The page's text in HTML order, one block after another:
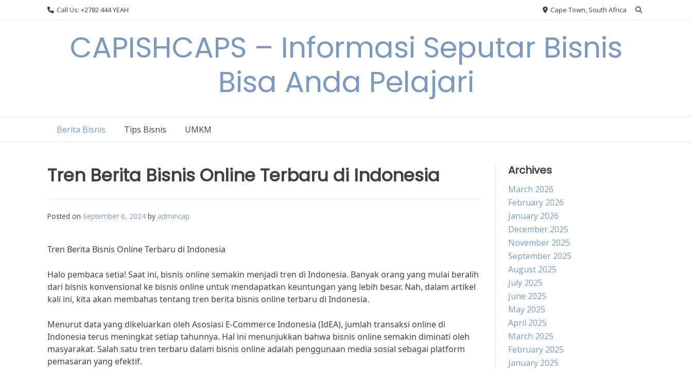
Call Us: +2782 444 YEAH Cape Town, South Africa
CAPISHCAPS – Informasi Seputar Bisnis
Bisa Anda Pelajari
Berita Bisnis Tips Bisnis UMKM
Tren Berita Bisnis Online Terbaru di Indonesia
Posted on September 6, 2024 by admincap
Tren Berita Bisnis Online Terbaru di Indonesia
Halo pembaca setia! Saat ini, bisnis online semakin menjadi tren di Indonesia. Banyak orang yang mulai beralih
dari bisnis konvensional ke bisnis online untuk mendapatkan keuntungan yang lebih besar. Nah, dalam artikel
kali ini, kita akan membahas tentang tren berita bisnis online terbaru di Indonesia.
Menurut data yang dikeluarkan oleh Asosiasi E-Commerce Indonesia (IdEA), jumlah transaksi online di
Indonesia terus meningkat setiap tahunnya. Hal ini menunjukkan bahwa bisnis online semakin diminati oleh
masyarakat. Salah satu tren terbaru dalam bisnis online adalah penggunaan media sosial sebagai platform
pemasaran yang efektif.
Archives
March 2026
February 2026
January 2026
December 2025
November 2025
September 2025
August 2025
July 2025
June 2025
May 2025
April 2025
March 2025
February 2025
January 2025